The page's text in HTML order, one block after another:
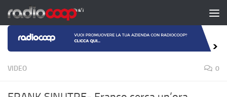
Salta al contenuto
VIDEO 0